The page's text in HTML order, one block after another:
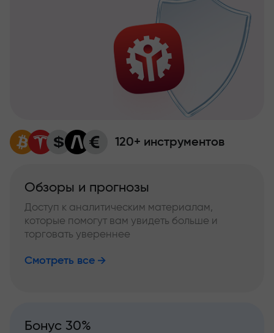
120+ инструментов
Обзоры и прогнозы
Доступ к аналитическим материалам,
которые помогут вам увидеть больше и
торговать увереннее
Смотреть все
Бонус 30%